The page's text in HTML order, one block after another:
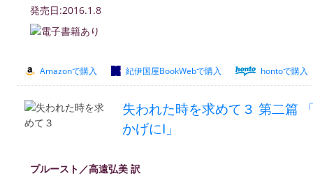
発売日:2016.1.8
Amazonで購入 紀伊国屋BookWebで購入 hontoで購入
失われた時を求めて３ 第二篇
かげにI」
プルースト／高遠弘美 訳